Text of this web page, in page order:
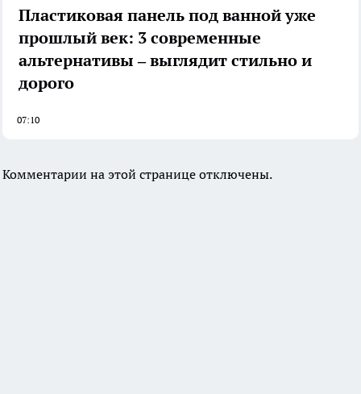
Пластиковая панель под ванной уже
прошлый век: 3 современные
альтернативы – выглядит стильно и
дорого
07:10
Комментарии на этой странице отключены.